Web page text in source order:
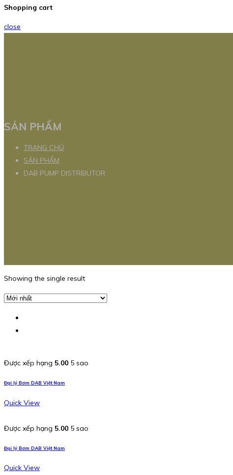
Shopping cart
close
SẢN PHẨM
TRANG CHỦ
SẢN PHẨM
DAB PUMP DISTRIBUTOR
Showing the single result
Được xếp hạng 5.00 5 sao
Đại lý Bơm DAB Việt Nam
Quick View
Được xếp hạng 5.00 5 sao
Đại lý Bơm DAB Việt Nam
Quick View